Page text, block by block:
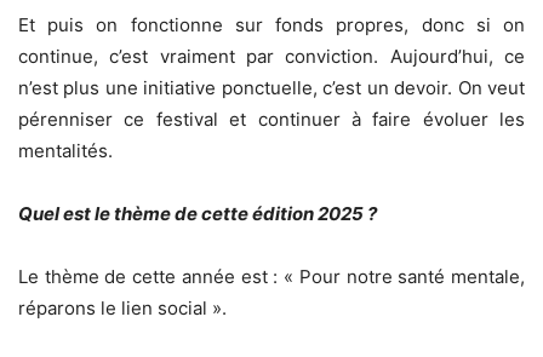
Et puis on fonctionne sur fonds propres, donc si on
continue, c’est vraiment par conviction. Aujourd’hui, ce
n’est plus une initiative ponctuelle, c’est un devoir. On veut
pérenniser ce festival et continuer à faire évoluer les
mentalités.
Quel est le thème de cette édition 2025 ?
Le thème de cette année est : « Pour notre santé mentale,
réparons le lien social ».